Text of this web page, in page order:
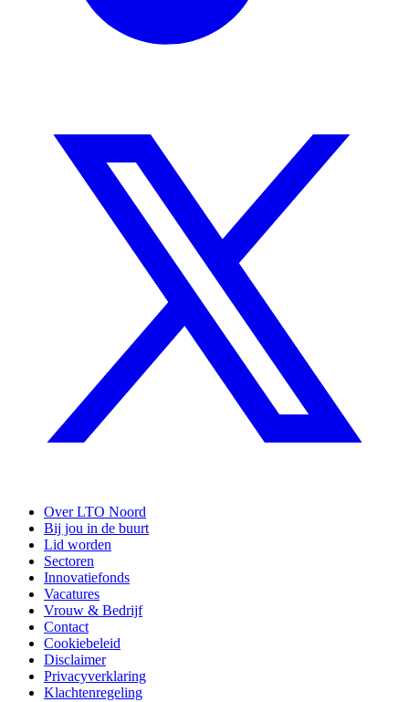
Over LTO Noord
Bij jou in de buurt
Lid worden
Sectoren
Innovatiefonds
Vacatures
Vrouw & Bedrijf
Contact
Cookiebeleid
Disclaimer
Privacyverklaring
Klachtenregeling